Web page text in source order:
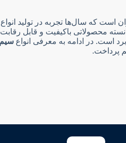
که سال‌ها تجربه در تولید
محصولاتی باکیفیت و قابل
است. در ادامه به معرفی انواع سیم
پرداخت.
ساختمان‌ها، جعبه‌های تقسیم
دارند.